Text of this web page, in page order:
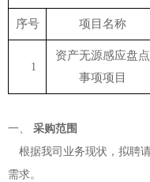
序号 项目名称
1
资产无源感应盘点
事项项目
一、
采购范围
根据我司业务现状，拟聘
需求。